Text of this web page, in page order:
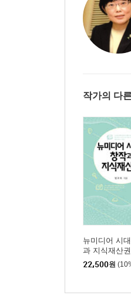
장애인문학의
3부 한 편의 詩로
일당 빼먹기의
아름다운 치매,
저항의 꽃, 사월
어떤 남자가 시
당신의 아침은
그때 그리움이
인생 황혼을 위
그 사람이 그립
작가의 다
뉴미디어 시
과 지식재산권
22,500원